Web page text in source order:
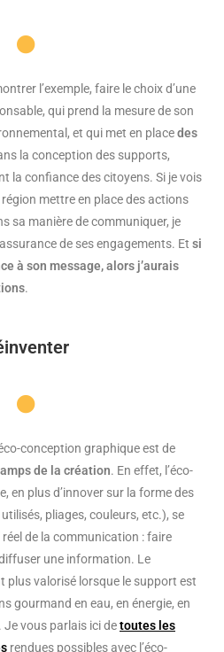
l’exemple, faire le choix d’une
qui prend la mesure de son
et qui met en placedes
la conception des supports,
la confiance des citoyens. Si je vois
mettre en place des actions
sa manière de communiquer, je
de ses engagements. Et si
à son message, alors j’aurais
.
conception graphique est de
de la création. En effet, l’éco-
en plus d’innover sur la forme des
pliages, couleurs, etc.), se
réel de la communication : faire
une information. Le
plus valorisé lorsque le support est
gourmand en eau, en énergie, en
Je vous parlais ici detoutes les
rendues possibles avec l’éco-